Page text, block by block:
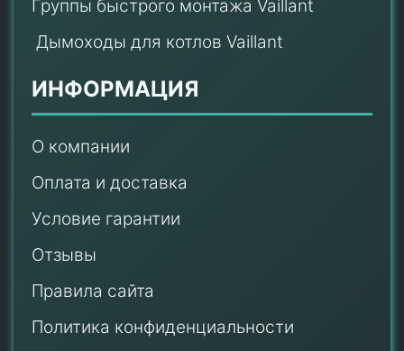
Группы быстрого монтажа Vaillant
Дымоходы для котлов Vaillant
ИНФОРМАЦИЯ
О компании
Оплата и доставка
Условие гарантии
Отзывы
Правила сайта
Политика конфиденциальности